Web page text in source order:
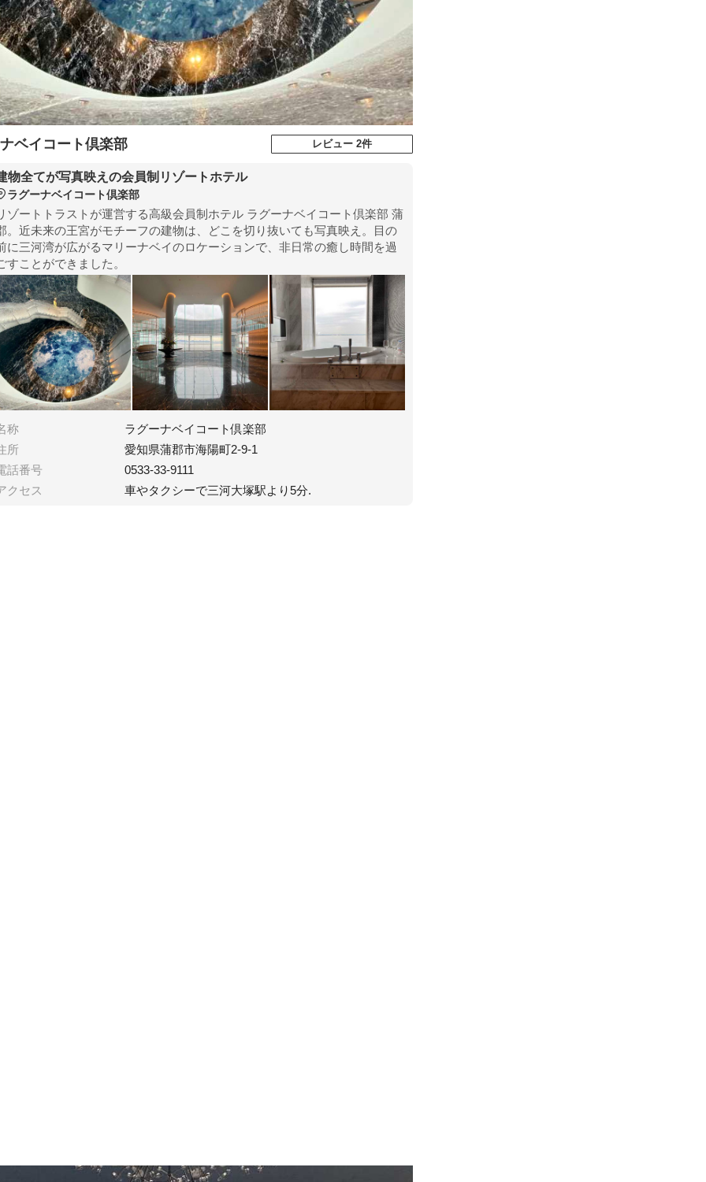
ベイコート倶楽部 レビュー 2件
物全てが写真映えの会員制リゾートホテル
ラグーナベイコート倶楽部
ゾートトラストが運営する高級会員制ホテル ラグーナベイコート倶楽部 蒲
。近未来の王宮がモチーフの建物は、どこを切り抜いても写真映え。目の
に三河湾が広がるマリーナベイのロケーションで、非日常の癒し時間を過
すことができました。
称
ラグーナベイコート倶楽部
所
愛知県蒲郡市海陽町2-9-1
話番号
0533-33-9111
クセス
車やタクシーで三河大塚駅より5分.